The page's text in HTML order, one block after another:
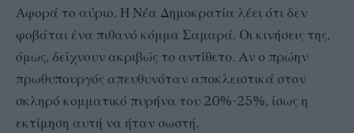
Αφορά το αύριο. Η Νέα Δημοκρατία λέει ότι δεν
φοβάται ένα πιθανό κόμμα Σαμαρά. Οι κινήσεις της,
όμως, δείχνουν ακριβώς το αντίθετο. Αν ο πρώην
πρωθυπουργός απευθυνόταν αποκλειστικά στον
σκληρό κομματικό πυρήνα του 20%-25%, ίσως η
εκτίμηση αυτή να ήταν σωστή.